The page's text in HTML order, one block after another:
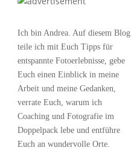
Ich bin Andrea. Auf diesem Blog
teile ich mit Euch Tipps für
entspannte Fotoerlebnisse, gebe
Euch einen Einblick in meine
Arbeit und meine Gedanken,
verrate Euch, warum ich
Coaching und Fotografie im
Doppelpack lebe und entführe
Euch an wundervolle Orte.